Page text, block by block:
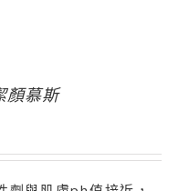
顏慕斯